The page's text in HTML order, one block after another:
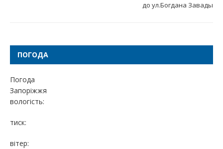
до ул.Богдана Завады
ПОГОДА
Погода
Запоріжжя
вологість:
тиск:
вітер: